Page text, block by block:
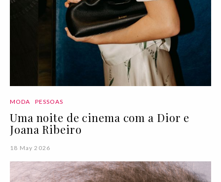
MODA PESSOAS
Uma noite de cinema com a Dior e
Joana Ribeiro
18 May 2026